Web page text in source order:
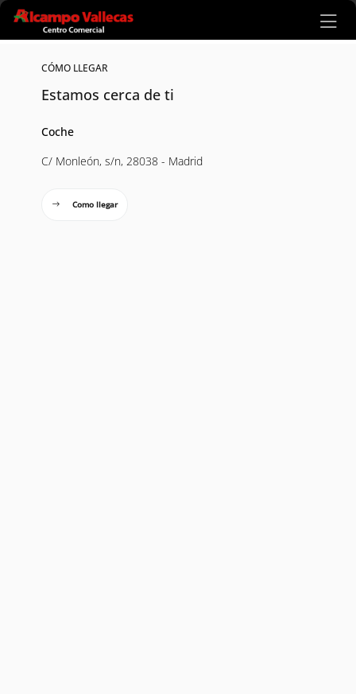
Ir al contenido principal
CÓMO LLEGAR
Estamos cerca de ti
Coche
C/ Monleón, s/n, 28038 - Madrid
Como llegar